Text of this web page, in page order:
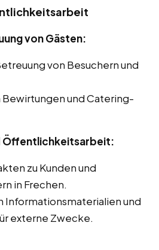
von Gästen:
von Besuchern und
Bewirtungen und Catering-
Öffentlichkeitsarbeit:
zu Kunden und
in Frechen.
Informationsmaterialien und
externe Zwecke.